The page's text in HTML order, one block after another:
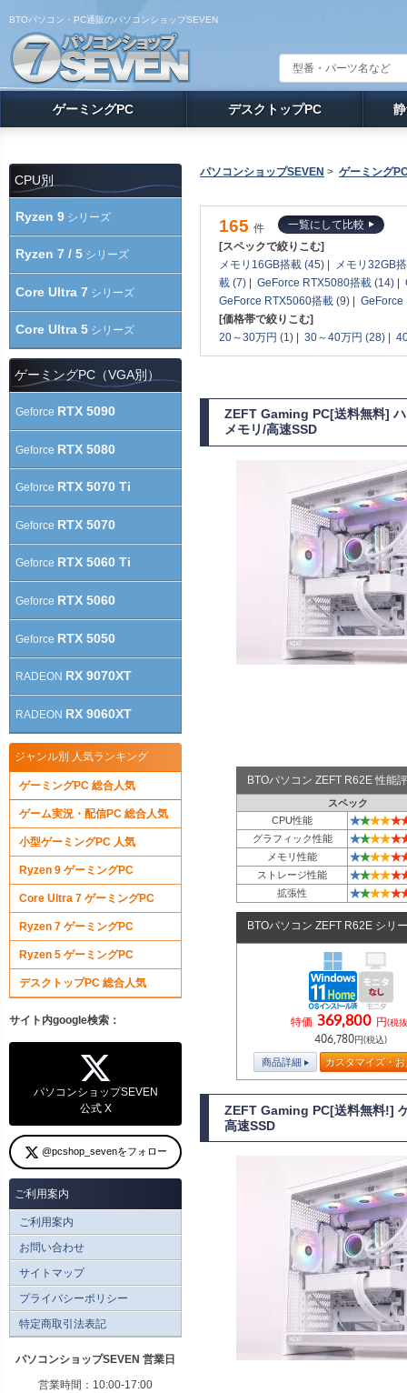
BTOパソコン・PC通販のパソコンショップSEVEN
ゲーミングPC デスクトップPC
パソコンショップSEVEN > ゲーミング
165 件
一覧にして比較
[スペックで絞りこむ]
メモリ16GB搭載 (45) |
メモリ32GB
載 (7) | GeForce RTX5080搭載 (14) |
GeForce RTX5060搭載 (9) | GeForce
[価格帯で絞りこむ]
20～30万円 (1) | 30～40万円 (28) |
ZEFT Gaming PC[送料無料]
メモリ/高速SSD
BTOパソコン ZEFT R62E 性能
スペック
CPU性能
★★★★★
グラフィック性能 ★★★★★
メモリ性能 ★★★★★
ストレージ性能 ★★★★★
拡張性 ★★★★★
BTOパソコン ZEFT R62E シリ
特価 369,800 円(税
406,780円(税込)
商品詳細 カスタマイズ・
ZEFT Gaming PC[送料無料!]
高速SSD
CPU別
Ryzen 9 シリーズ
Ryzen 7 / 5 シリーズ
Core Ultra 7 シリーズ
Core Ultra 5 シリーズ
ゲーミングPC（VGA別）
Geforce RTX 5090
Geforce RTX 5080
Geforce RTX 5070 Ti
Geforce RTX 5070
Geforce RTX 5060 Ti
Geforce RTX 5060
Geforce RTX 5050
RADEON RX 9070XT
RADEON RX 9060XT
ジャンル別 人気ランキング
ゲーミングPC 総合人気
ゲーム実況・配信PC 総合人気
小型ゲーミングPC 人気
Ryzen 9 ゲーミングPC
Core Ultra 7 ゲーミングPC
Ryzen 7 ゲーミングPC
Ryzen 5 ゲーミングPC
デスクトップPC 総合人気
サイト内google検索：
パソコンショップSEVEN
公式 X
@pcshop_sevenをフォロー
ご利用案内
ご利用案内
お問い合わせ
サイトマップ
プライバシーポリシー
特定商取引法表記
パソコンショップSEVEN 営業日
営業時間：10:00-17:00